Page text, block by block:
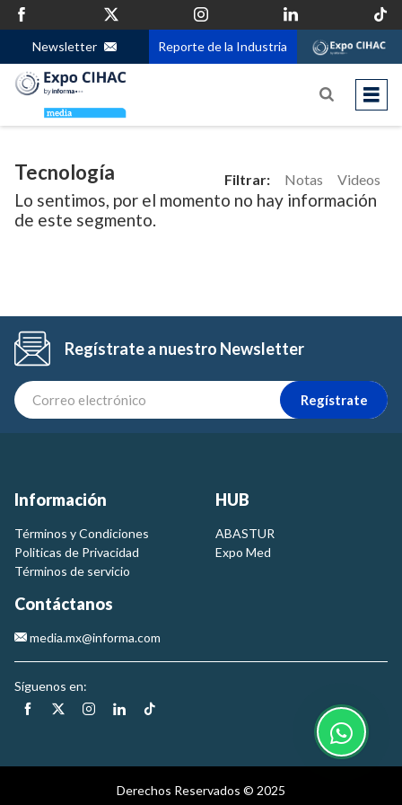
Newsletter Reporte de la Industria
Tecnología Filtrar: Notas Videos
Lo sentimos, por el momento no hay información
de este segmento.
Regístrate a nuestro Newsletter
Regístrate
Información
Términos y Condiciones
Politicas de Privacidad
Términos de servicio
HUB
ABASTUR
Expo Med
Contáctanos
media.mx@informa.com
Síguenos en:
Derechos Reservados © 2025